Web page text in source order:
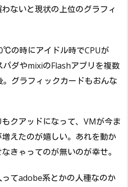
ないと現状の上位のグラフィ
の時にアイドル時でCPUが
ダやmixiのFlashアプリを複数
グラフィックカードもおんな
クアッドになって、VMが今ま
えたのが嬉しい。あれを動か
きゃってのが無いのが幸せ。
てadobe系とかの人種なのか